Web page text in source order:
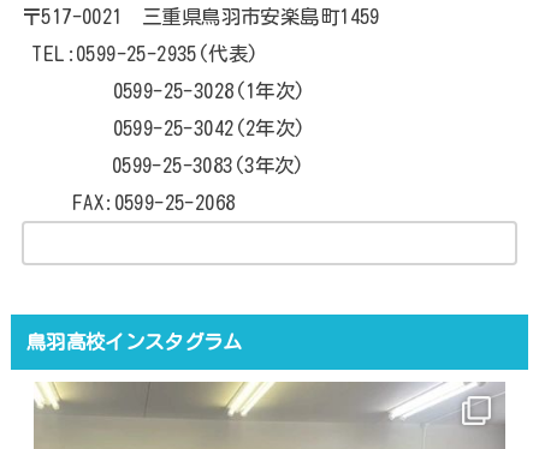
〒517-0021 三重県鳥羽市安楽島町1459
TEL:0599-25-2935(代表)
0599-25-3028(1年次)
0599-25-3042(2年次)
0599-25-3083(3年次)
FAX:0599-25-2068
鳥羽高校インスタグラム